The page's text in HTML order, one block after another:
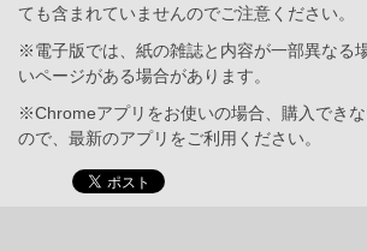
ても含まれていませんのでご注意ください。
※電子版では、紙の雑誌と内容が一部異なる
いページがある場合があります。
※Chromeアプリをお使いの場合、購入でき
ので、最新のアプリをご利用ください。